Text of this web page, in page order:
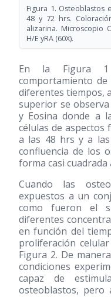
Figura 1.
48 y 72 hrs.
alizarina. Microscopio
H/E yRA (60X).
En la Figura
comportamiento
diferentes tiempos,
superior se
y Eosina donde a
células de
a las 48 hrs y a
confluencia de los
forma casi
Cuando las
expuestos a un
como fueron el
diferentes
en función del
proliferación
Figura 2. De
condiciones
capaz de
osteoblastos, pero